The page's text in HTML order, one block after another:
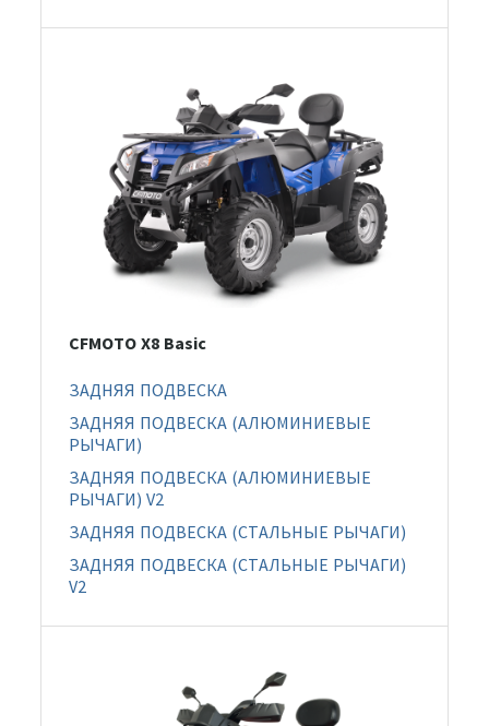
CFMOTO X8 Basic
ЗАДНЯЯ ПОДВЕСКА
ЗАДНЯЯ ПОДВЕСКА (АЛЮМИНИЕВЫЕ
РЫЧАГИ)
ЗАДНЯЯ ПОДВЕСКА (АЛЮМИНИЕВЫЕ
РЫЧАГИ) V2
ЗАДНЯЯ ПОДВЕСКА (СТАЛЬНЫЕ РЫЧАГИ)
ЗАДНЯЯ ПОДВЕСКА (СТАЛЬНЫЕ РЫЧАГИ)
V2